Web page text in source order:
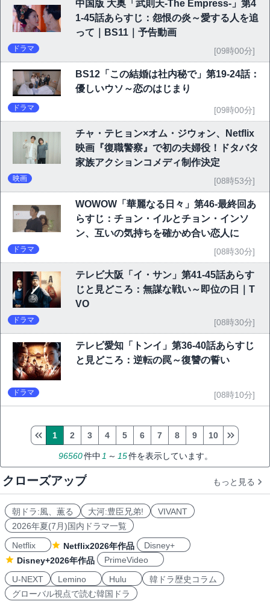
中国版 大奥「武則天-The Empress-」第4
1-45話あらすじ：怨恨の炎～愛する人を追
って｜BS11｜予告動画
ドラマ [09時00分]
BS12「この結婚は社内秘で」第19-24話：
優しいウソ～恋のはじまり
ドラマ [09時00分]
チャ・テヒョン×オム・ジウォン、Netflix
映画『復職警察』で初の夫婦役！ドタバタ
家族アクションコメディ制作決定
映画 [08時53分]
WOWOW「華麗なる日々」第46-最終回あ
らすじ：チョン・イルとチョン・インソ
ン、互いの気持ちを確かめ合い恋人に
ドラマ [08時30分]
テレビ大阪「イ・サン」第41-45話あらす
じと見どころ：無謀な戦い～即位の日｜T
VO
ドラマ [08時30分]
テレビ愛知「トンイ」第36-40話あらすじ
と見どころ：逆転の罠～復讐の誓い
ドラマ [08時10分]
96560件中1 ～ 15件を表示しています。
1 2 3 4 5 6 7 8 9 10
クローズアップ もっと見る
朝ドラ:風、薫る 大河:豊臣兄弟!
VIVANT
2026年夏(7月)国内ドラマ一覧
Netflix
Netflix2026年作品
Disney+
Disney+2026年作品
PrimeVideo
U-NEXT
Lemino Hulu
韓ドラ歴史コラム
グローバル視点で読む韓国ドラ